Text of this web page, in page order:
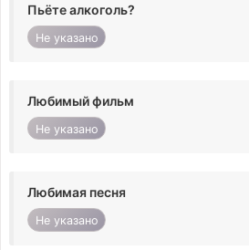
Пьёте алкоголь?
Не указано
Любимый фильм
Не указано
Любимая песня
Не указано